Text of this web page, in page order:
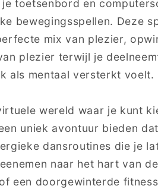
toetsenbord en
bewegingsspellen. Deze
mix van plezier,
plezier terwijl je
als mentaal versterkt voelt.
wereld waar je kunt
uniek avontuur bieden
dansroutines die je
naar het hart van
een doorgewinterde